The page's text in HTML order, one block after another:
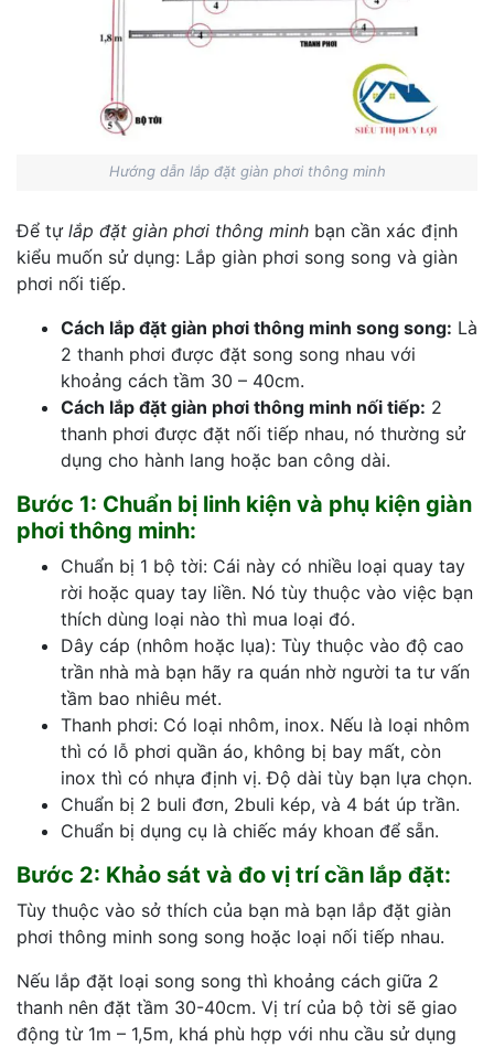
Hướng dẫn lắp đặt giàn phơi thông minh
Để tự lắp đặt giàn phơi thông minh bạn cần xác định
kiểu muốn sử dụng: Lắp giàn phơi song song và giàn
phơi nối tiếp.
Cách lắp đặt giàn phơi thông minh song song: Là
2 thanh phơi được đặt song song nhau với
khoảng cách tầm 30 – 40cm.
Cách lắp đặt giàn phơi thông minh nối tiếp: 2
thanh phơi được đặt nối tiếp nhau, nó thường sử
dụng cho hành lang hoặc ban công dài.
Bước 1: Chuẩn bị linh kiện và phụ kiện giàn
phơi thông minh:
Chuẩn bị 1 bộ tời: Cái này có nhiều loại quay tay
rời hoặc quay tay liền. Nó tùy thuộc vào việc bạn
thích dùng loại nào thì mua loại đó.
Dây cáp (nhôm hoặc lụa): Tùy thuộc vào độ cao
trần nhà mà bạn hãy ra quán nhờ người ta tư vấn
tầm bao nhiêu mét.
Thanh phơi: Có loại nhôm, inox. Nếu là loại nhôm
thì có lỗ phơi quần áo, không bị bay mất, còn
inox thì có nhựa định vị. Độ dài tùy bạn lựa chọn.
Chuẩn bị 2 buli đơn, 2buli kép, và 4 bát úp trần.
Chuẩn bị dụng cụ là chiếc máy khoan để sẵn.
Bước 2: Khảo sát và đo vị trí cần lắp đặt:
Tùy thuộc vào sở thích của bạn mà bạn lắp đặt giàn
phơi thông minh song song hoặc loại nối tiếp nhau.
Nếu lắp đặt loại song song thì khoảng cách giữa 2
thanh nên đặt tầm 30-40cm. Vị trí của bộ tời sẽ giao
động từ 1m – 1,5m, khá phù hợp với nhu cầu sử dụng